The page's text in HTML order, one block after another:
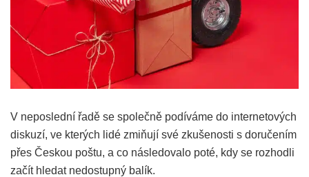
V neposlední řadě se společně podíváme do internetových
diskuzí, ve kterých lidé zmiňují své zkušenosti s doručením
přes Českou poštu, a co následovalo poté, kdy se rozhodli
začít hledat nedostupný balík.